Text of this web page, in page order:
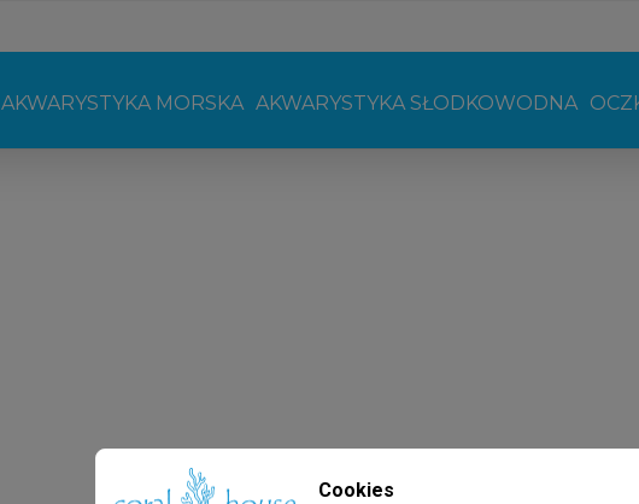
AKWARYSTYKA MORSKA AKWARYSTYKA SŁODKOWODNA
Cookies